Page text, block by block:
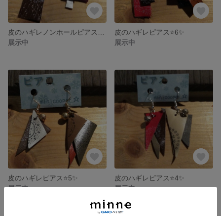
展示中
皮のハギレピアス⭐6✨
展示中
皮のハギレピアス⭐5✨
展示中
皮のハギレピアス⭐4✨
展示中